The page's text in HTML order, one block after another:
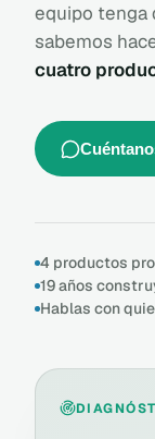
equipo tenga
sabemos
cuatro
4 productos
19 años
Hablas con